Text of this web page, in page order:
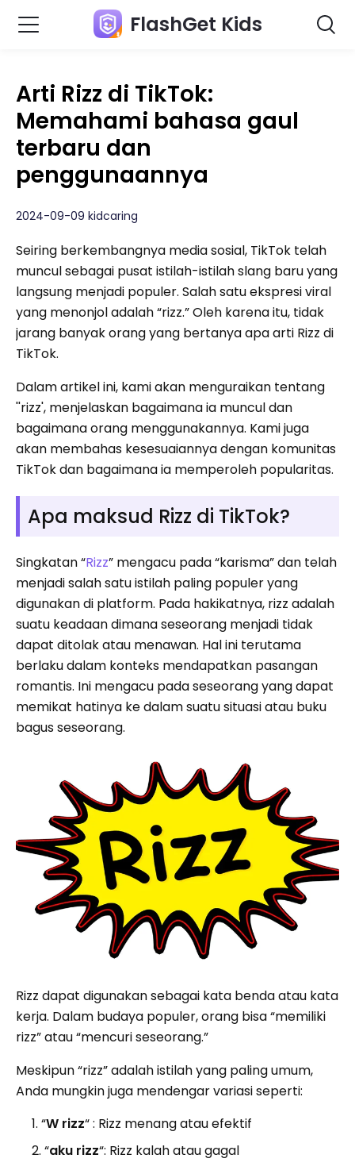
FlashGet Kids
Arti Rizz di TikTok:
Memahami bahasa gaul
terbaru dan
penggunaannya
2024-09-09 kidcaring
Seiring berkembangnya media sosial, TikTok telah
muncul sebagai pusat istilah-istilah slang baru yang
langsung menjadi populer. Salah satu ekspresi viral
yang menonjol adalah “rizz.” Oleh karena itu, tidak
jarang banyak orang yang bertanya apa arti Rizz di
TikTok.
Dalam artikel ini, kami akan menguraikan tentang
''rizz', menjelaskan bagaimana ia muncul dan
bagaimana orang menggunakannya. Kami juga
akan membahas kesesuaiannya dengan komunitas
TikTok dan bagaimana ia memperoleh popularitas.
Apa maksud Rizz di TikTok?
Singkatan “Rizz” mengacu pada “karisma” dan telah
menjadi salah satu istilah paling populer yang
digunakan di platform. Pada hakikatnya, rizz adalah
suatu keadaan dimana seseorang menjadi tidak
dapat ditolak atau menawan. Hal ini terutama
berlaku dalam konteks mendapatkan pasangan
romantis. Ini mengacu pada seseorang yang dapat
memikat hatinya ke dalam suatu situasi atau buku
bagus seseorang.
Rizz dapat digunakan sebagai kata benda atau kata
kerja. Dalam budaya populer, orang bisa “memiliki
rizz” atau “mencuri seseorang.”
Meskipun “rizz” adalah istilah yang paling umum,
Anda mungkin juga mendengar variasi seperti:
“W rizz“ : Rizz menang atau efektif
“aku rizz“: Rizz kalah atau gagal